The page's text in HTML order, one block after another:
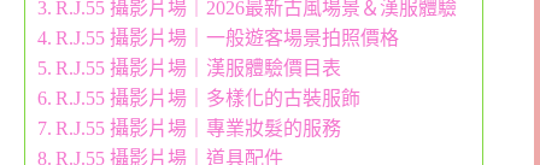
R.J.55 攝影片場｜2026最新古風場景＆漢服體驗
R.J.55 攝影片場｜一般遊客場景拍照價格
R.J.55 攝影片場｜漢服體驗價目表
R.J.55 攝影片場｜多樣化的古裝服飾
R.J.55 攝影片場｜專業妝髮的服務
R.J.55 攝影片場｜道具配件